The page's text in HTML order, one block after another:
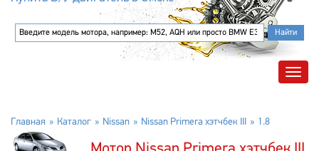
Главная Каталог Nissan Nissan Primera хэтчбек III 1.8